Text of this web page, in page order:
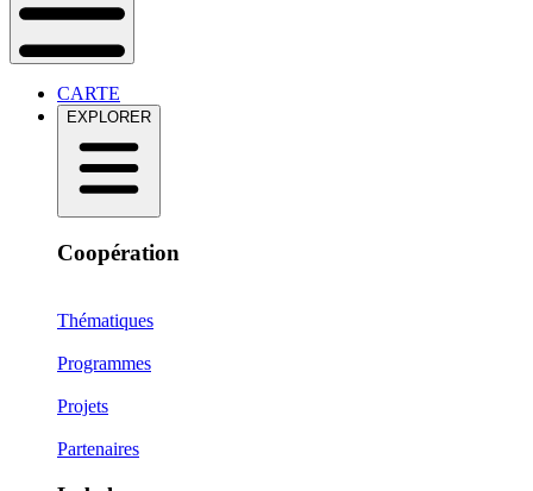
CARTE
EXPLORER
Coopération
Thématiques
Programmes
Projets
Partenaires